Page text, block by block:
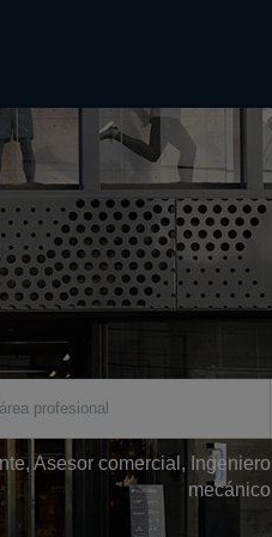
Asesor comercial, Ingeniero
mecánico